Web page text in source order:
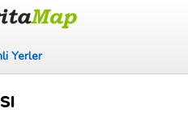
Yerler